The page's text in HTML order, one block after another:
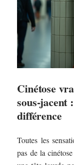
Cinétose
sous-jacent
différence
Toutes les
pas de la